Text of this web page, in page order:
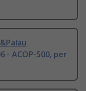
- ACOP-500, per